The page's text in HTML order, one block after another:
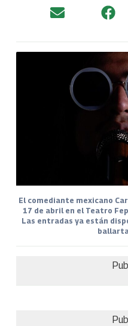
El comediante mexicano
17 de abril en el Teatro
Las entradas ya están